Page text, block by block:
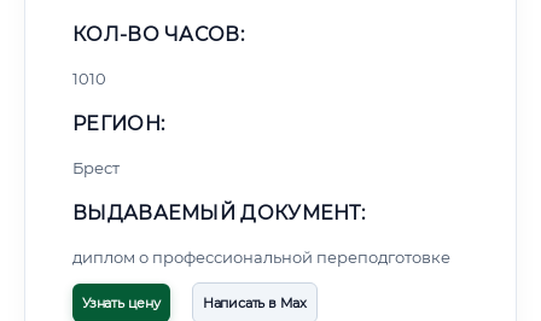
КОЛ-ВО ЧАСОВ:
1010
РЕГИОН:
Брест
ВЫДАВАЕМЫЙ ДОКУМЕНТ:
диплом о профессиональной переподготовке
Узнать цену Написать в Max